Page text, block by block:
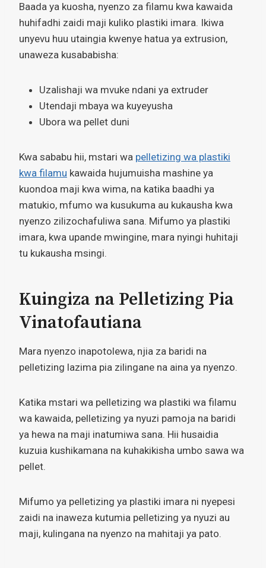
Baada ya kuosha, nyenzo za filamu kwa kawaida
huhifadhi zaidi maji kuliko plastiki imara. Ikiwa
unyevu huu utaingia kwenye hatua ya extrusion,
unaweza kusababisha:
Uzalishaji wa mvuke ndani ya extruder
Utendaji mbaya wa kuyeyusha
Ubora wa pellet duni
Kwa sababu hii, mstari wa pelletizing wa plastiki
kwa filamu kawaida hujumuisha mashine ya
kuondoa maji kwa wima, na katika baadhi ya
matukio, mfumo wa kusukuma au kukausha kwa
nyenzo zilizochafuliwa sana. Mifumo ya plastiki
imara, kwa upande mwingine, mara nyingi huhitaji
tu kukausha msingi.
Kuingiza na Pelletizing Pia
Vinatofautiana
Mara nyenzo inapotolewa, njia za baridi na
pelletizing lazima pia zilingane na aina ya nyenzo.
Katika mstari wa pelletizing wa plastiki wa filamu
wa kawaida, pelletizing ya nyuzi pamoja na baridi
ya hewa na maji inatumiwa sana. Hii husaidia
kuzuia kushikamana na kuhakikisha umbo sawa wa
pellet.
Mifumo ya pelletizing ya plastiki imara ni nyepesi
zaidi na inaweza kutumia pelletizing ya nyuzi au
maji, kulingana na nyenzo na mahitaji ya pato.